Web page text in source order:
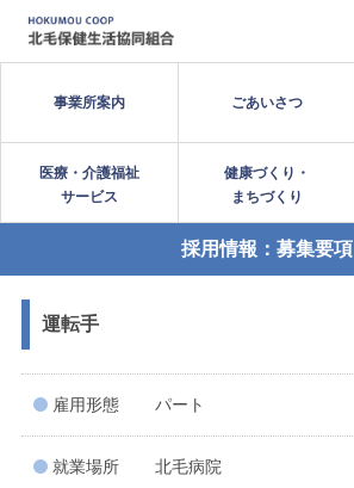
事業所案内 ごあいさつ
医療・介護福祉
サービス
健康づくり・
まちづくり
採用情報：募集要項
運転手
雇用形態 パート
就業場所 北毛病院